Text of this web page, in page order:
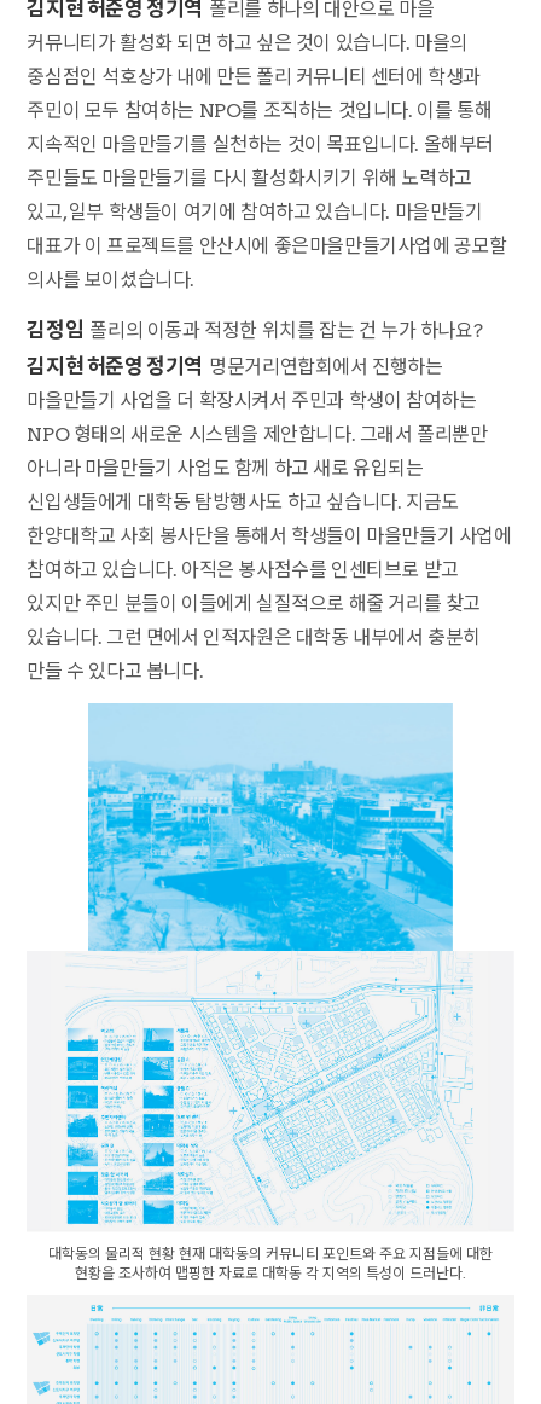
김지현 허준영 정기역 폴리를 하나의 대안으로 마을
커뮤니티가 활성화 되면 하고 싶은 것이 있습니다. 마을의
중심점인 석호상가 내에 만든 폴리 커뮤니티 센터에 학생과
주민이 모두 참여하는 NPO를 조직하는 것입니다. 이를 통해
지속적인 마을만들기를 실천하는 것이 목표입니다. 올해부터
주민들도 마을만들기를 다시 활성화시키기 위해 노력하고
있고, 일부 학생들이 여기에 참여하고 있습니다. 마을만들기
대표가 이 프로젝트를 안산시에 좋은마을만들기사업에 공모할
의사를 보이셨습니다.
김정임 폴리의 이동과 적정한 위치를 잡는 건 누가 하나요?
김지현 허준영 정기역 명문거리연합회에서 진행하는
마을만들기 사업을 더 확장시켜서 주민과 학생이 참여하는
NPO 형태의 새로운 시스템을 제안합니다. 그래서 폴리뿐만
아니라 마을만들기 사업도 함께 하고 새로 유입되는
신입생들에게 대학동 탐방행사도 하고 싶습니다. 지금도
한양대학교 사회 봉사단을 통해서 학생들이 마을만들기 사업에
참여하고 있습니다. 아직은 봉사점수를 인센티브로 받고
있지만 주민 분들이 이들에게 실질적으로 해줄 거리를 찾고
있습니다. 그런 면에서 인적자원은 대학동 내부에서 충분히
만들 수 있다고 봅니다.
대학동의 물리적 현황 현재 대학동의 커뮤니티 포인트와 주요 지점들에 대한
현황을 조사하여 맵핑한 자료로 대학동 각 지역의 특성이 드러난다.